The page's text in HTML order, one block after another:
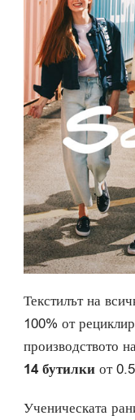
Текстилът на
100% от
производството
14 бутилки от
Ученическата